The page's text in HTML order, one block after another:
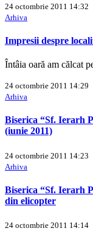
24 octombrie 2011 14:32
Arhiva
Impresii despre
Întâia oară am călcat
24 octombrie 2011 14:29
Arhiva
Biserica “Sf. Ierarh
(iunie 2011)
24 octombrie 2011 14:23
Arhiva
Biserica “Sf. Ierarh
din elicopter
24 octombrie 2011 14:14